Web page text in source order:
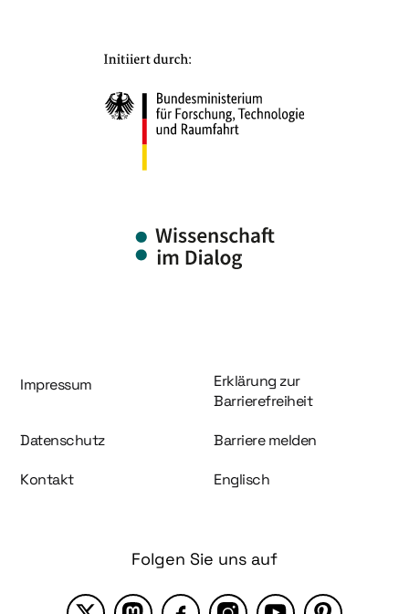
Information und Service
Impressum
Erklärung zur
Barrierefreiheit
Datenschutz Barriere melden
Kontakt Englisch
Folgen Sie uns auf